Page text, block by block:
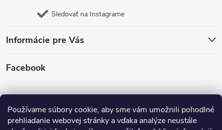
Používame súbory cookie, aby sme vám umožnili pohodlné
prehliadanie webovej stránky a vďaka analýze neustále
Sledovať na Instagrame
Informácie pre Vás
Facebook
Jazyk